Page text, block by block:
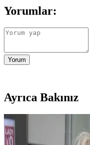
Yorumlar:
Yorum
Ayrıca Bakınız
2024 Kısa Saç
Şıklığınızı Yansıtın